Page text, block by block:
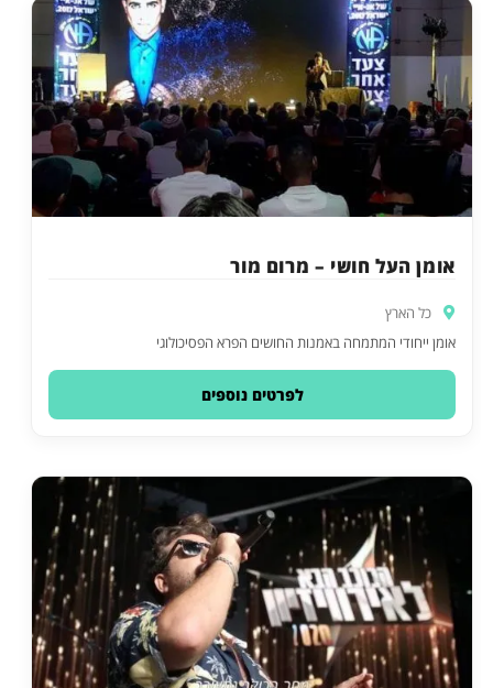
אומן העל חושי – מרום מור
כל הארץ
אומן ייחודי המתמחה באמנות החושים הפרא הפסיכולוגי
לפרטים נוספים